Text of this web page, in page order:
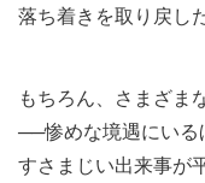
落ち着きを取り戻し
もちろん、さまざま
──惨めな境遇にいる
すさまじい出来事が